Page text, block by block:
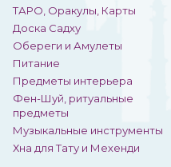
ТАРО, Оракулы, Карты
Доска Садху
Обереги и Амулеты
Питание
Предметы интерьера
Фен-Шуй, ритуальные
предметы
Музыкальные инструменты
Хна для Тату и Мехенди